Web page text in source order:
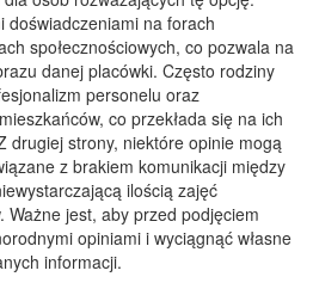
doświadczeniami na forach
społecznościowych, co pozwala na
danej placówki. Często rodziny
personelu oraz
co przekłada się na ich
drugiej strony, niektóre opinie mogą
z brakiem komunikacji między
ilością zajęć
Ważne jest, aby przed podjęciem
opiniami i wyciągnąć własne
informacji.